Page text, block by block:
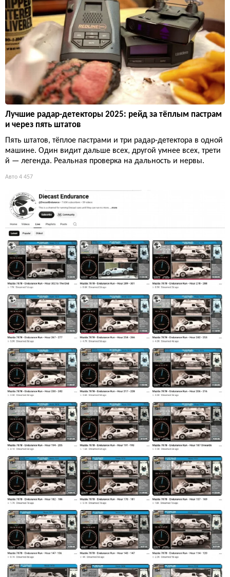
Лучшие радар-детекторы 2025: рейд за тёплым пастрам
и через пять штатов
Пять штатов, тёплое пастрами и три радар-детектора в одной
машине. Один видит дальше всех, другой умнее всех, трети
й — легенда. Реальная проверка на дальность и нервы.
Авто 4 457